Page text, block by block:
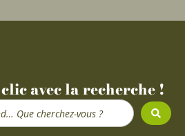
avec la recherche !